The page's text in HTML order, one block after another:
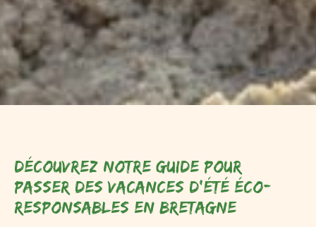
Découvrez notre guide pour
passer des vacances d’été éco-
responsables en Bretagne